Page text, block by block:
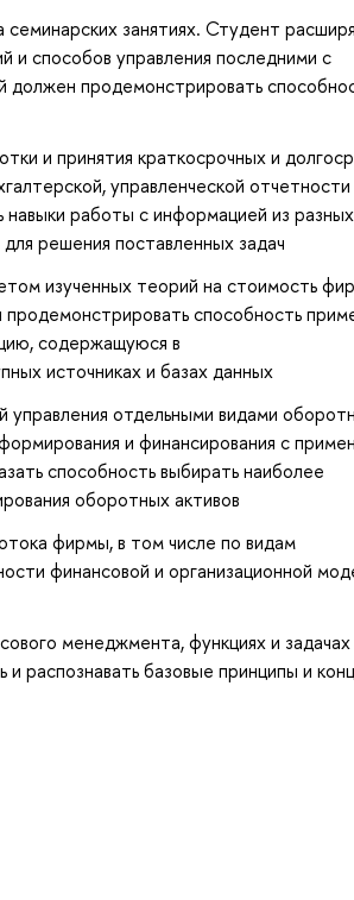
занятиях. Студент
и способов управления последними с
должен продемонстрировать
и принятия краткосрочных и
управленческой отчетности
работы с информацией из разных
решения поставленных задач
изученных теорий на стоимость
способность
содержащуюся в
источниках и базах данных
отдельными видами
и финансирования с
способность выбирать наиболее
оборотных активов
фирмы, в том числе по видам
финансовой и организационной
менеджмента, функциях и задачах
распознавать базовые принципы и